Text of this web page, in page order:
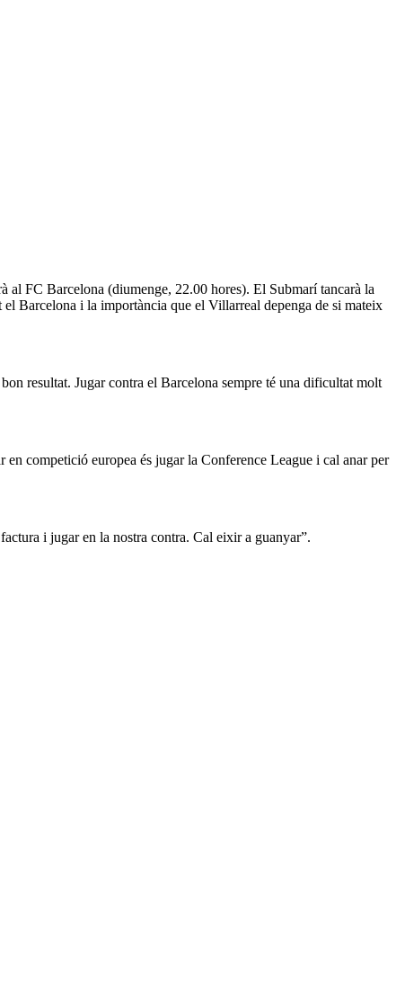
al FC Barcelona (diumenge, 22.00 hores). El Submarí tancarà la
Barcelona i la importància que el Villarreal depenga de si mateix
resultat. Jugar contra el Barcelona sempre té una dificultat molt
competició europea és jugar la Conference League i cal anar per
i jugar en la nostra contra. Cal eixir a guanyar”.